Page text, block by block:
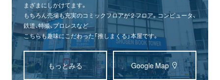
まざまにしかけてます。
もちろん売場も充実のコミックフロアが２フロア。コンピュータ、
鉄道、特撮、プロレスなど
こちらも趣味にこだわった「推しまくる」本屋です。
もっとみる Google Map